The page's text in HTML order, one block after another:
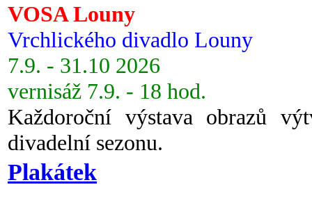
VOSA Louny
Vrchlického divadlo Louny
7.9. - 31.10 2026
vernisáž 7.9. - 18 hod.
Každoroční výstava obrazů
divadelní sezonu.
Plakátek